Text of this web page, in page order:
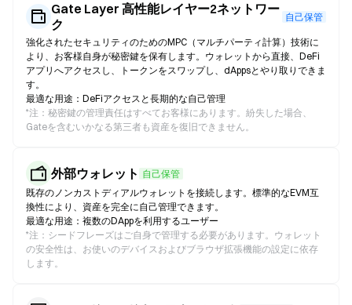
Gate Layer 高性能レイヤー2ネットワー
ク
自己保管
強化されたセキュリティのためのMPC（マルチパーティ計算）技術に
より、お客様自身が秘密鍵を保有します。ウォレットから直接、DeFi
アプリへアクセスし、トークンをスワップし、dAppsとやり取りできま
す。
最適な用途：DeFiアクセスと長期的な自己管理
*注：秘密鍵の管理責任はすべてお客様にあります。紛失した場合、
Gateを含むいかなる第三者も資産を復旧できません。
外部ウォレット 自己保管
既存のノンカストディアルウォレットを接続します。標準的なEVM互
換性により、資産を完全に自己管理できます。
最適な用途：複数のDAppを利用するユーザー
*注：シードフレーズはご自身で管理する必要があります。ウォレット
の安全性は、お使いのデバイスおよびブラウザ拡張機能の設定に依存
します。